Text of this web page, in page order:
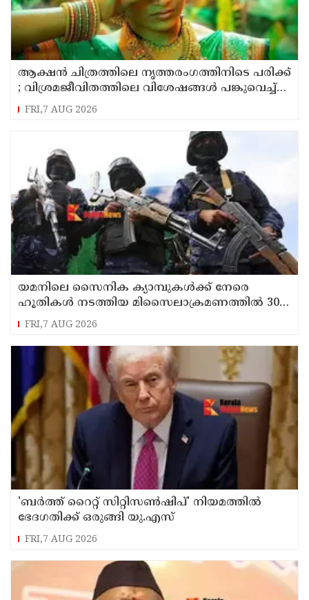
ആക്ഷൻ ചിത്രത്തിലെ നൃത്തരംഗത്തിനിടെ പരിക്ക്
; വിശ്രമജീവിതത്തിലെ വിശേഷങ്ങൾ പങ്കുവെച്ച്
നടി രശ്മിക മന്ദാന
FRI,7 AUG 2026
യമനിലെ സൈനിക ക്യാമ്പുകൾക്ക് നേരെ
ഹൂതികൾ നടത്തിയ മിസൈലാക്രമണത്തിൽ 30
സൈനികർ കൊല്ലപ്പെട്ടു
FRI,7 AUG 2026
'ബർത്ത് റൈറ്റ് സിറ്റിസൺഷിപ്' നിയമത്തിൽ
ഭേദഗതിക്ക് ഒരുങ്ങി യു.എസ്
FRI,7 AUG 2026